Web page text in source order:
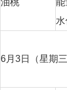
油桃
能
6月3日（星期三